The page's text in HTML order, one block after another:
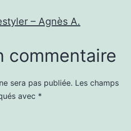
– Agnès A.
commentaire
sera pas publiée. Les champs
avec *